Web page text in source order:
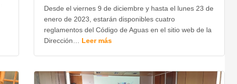
Desde el viernes 9 de diciembre y hasta el lunes 23 de
enero de 2023, estarán disponibles cuatro
reglamentos del Código de Aguas en el sitio web de la
Dirección… Leer más